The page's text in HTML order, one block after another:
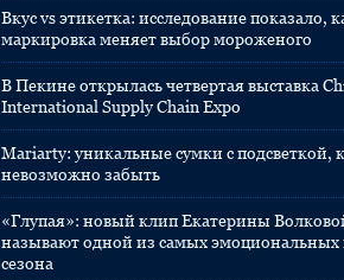
Вкус vs этикетка: исследование показало,
маркировка меняет выбор мороженого
В Пекине открылась четвертая выставка
International Supply Chain Expo
Mariarty: уникальные сумки с подсветкой,
невозможно забыть
«Глупая»: новый клип Екатерины
называют одной из самых эмоциональных
сезона